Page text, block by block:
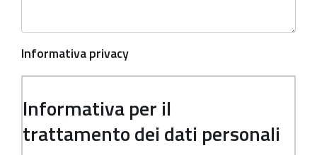
Informativa privacy
Informativa per il
trattamento dei dati personali